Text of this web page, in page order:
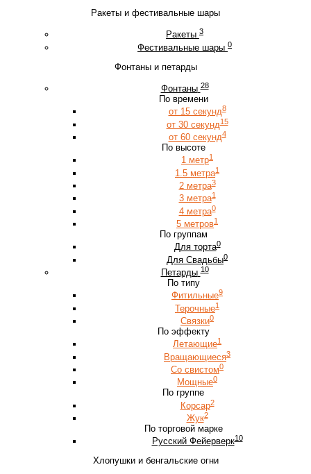
Ракеты и фестивальные шары
Ракеты 3
Фестивальные шары 0
Фонтаны и петарды
Фонтаны 28
По времени
от 15 секунд8
от 30 секунд15
от 60 секунд4
По высоте
1 метр1
1.5 метра1
2 метра3
3 метра1
4 метра0
5 метров1
По группам
Для торта0
Для Свадьбы0
Петарды 10
По типу
Фитильные9
Терочные1
Связки0
По эффекту
Летающие1
Вращающиеся3
Со свистом0
Мощные0
По группе
Корсар2
Жук2
По торговой марке
Русский Фейерверк10
Хлопушки и бенгальские огни